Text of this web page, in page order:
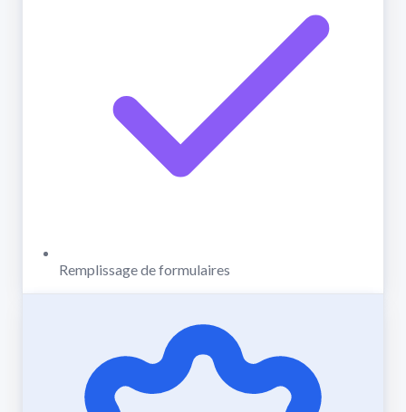
Remplissage de formulaires